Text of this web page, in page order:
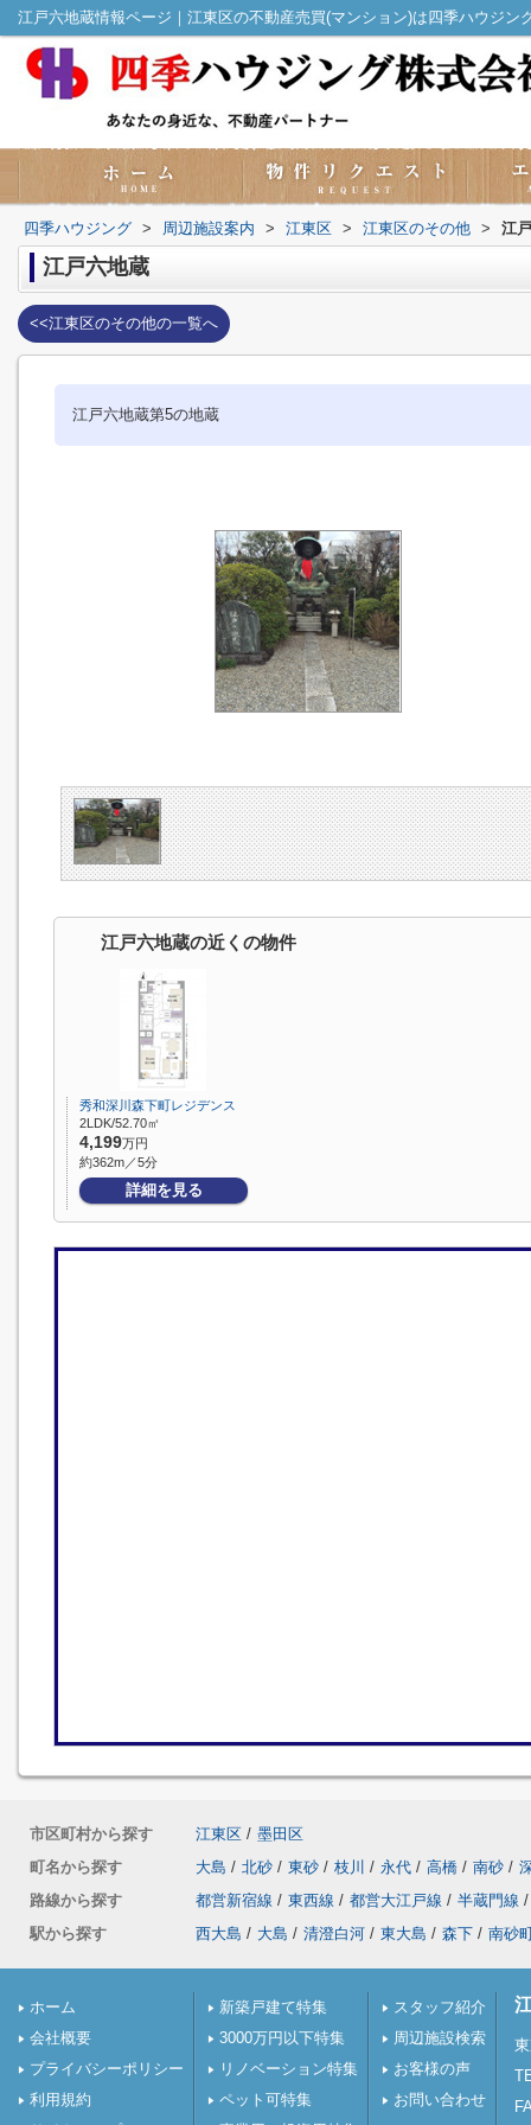
江戸六地蔵情報ページ｜江東区の不動産売買(マンション)は四季ハウジン
四季ハウジング > 周辺施設案内 > 江東区 > 江東区のその他 > 江
江戸六地蔵
<<江東区のその他の一覧へ
江戸六地蔵第5の地蔵
江戸六地蔵の近くの物件
秀和深川森下町レジデンス
2LDK/52.70㎡
4,199万円
約362m／5分
詳細を見る
市区町村から探す 江東区 / 墨田区
町名から探す
大島 / 北砂 / 東砂 / 枝川 / 永代 / 高橋 / 南砂 /
路線から探す
都営新宿線 / 東西線 / 都営大江戸線 / 半蔵門線 /
駅から探す
西大島 / 大島 / 清澄白河 / 東大島 / 森下 / 南砂
ホーム
会社概要
プライバシーポリシー
利用規約
新築戸建て特集
3000万円以下特集
リノベーション特集
ペット可特集
スタッフ紹介
周辺施設検索
お客様の声
お問い合わせ